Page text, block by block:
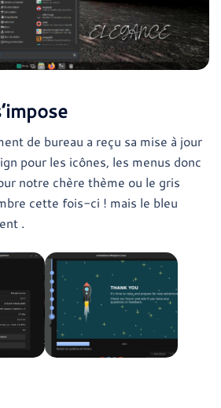
de bureau a reçu sa mise à jour
pour les icônes, les menus donc
notre chère thème ou le gris
cette fois-ci ! mais le bleu
.